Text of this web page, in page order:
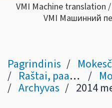
VMI Machine
VMI Машинний
Pagrindinis Mokesčių
Raštai, paaiškinimai
Archyvas 2014